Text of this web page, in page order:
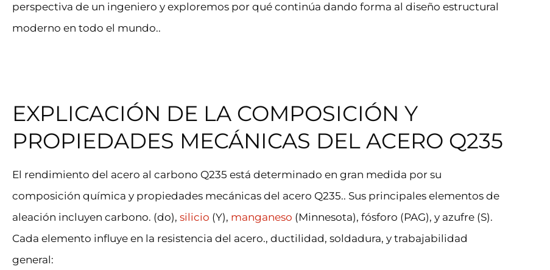
perspectiva de un ingeniero y exploremos por qué continúa dando forma al diseño estructural
moderno en todo el mundo..
EXPLICACIÓN DE LA COMPOSICIÓN Y
PROPIEDADES MECÁNICAS DEL ACERO Q235
El rendimiento del acero al carbono Q235 está determinado en gran medida por su
composición química y propiedades mecánicas del acero Q235.. Sus principales elementos de
aleación incluyen carbono. (do), silicio (Y), manganeso (Minnesota), fósforo (PAG), y azufre (S).
Cada elemento influye en la resistencia del acero., ductilidad, soldadura, y trabajabilidad
general: